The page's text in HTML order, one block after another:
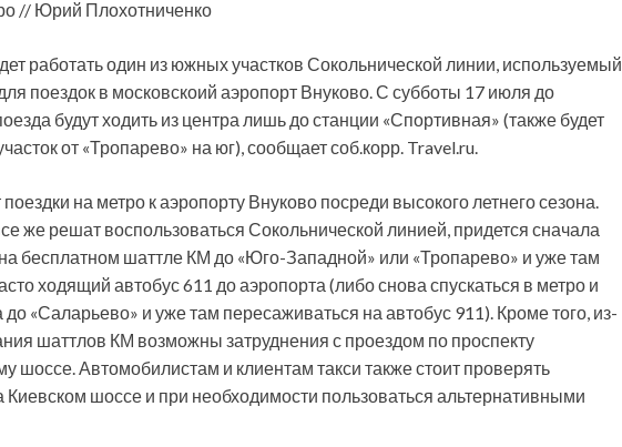
// Юрий Плохотниченко
работать один из южных участков Сокольнической линии, используемый
поездок в московскоий аэропорт Внуково. С субботы 17 июля до
будут ходить из центра лишь до станции «Спортивная» (также будет
от «Тропарево» на юг), сообщает соб.корр. Travel.ru.
на метро к аэропорту Внуково посреди высокого летнего сезона.
же решат воспользоваться Сокольнической линией, придется сначала
бесплатном шаттле КМ до «Юго-Западной» или «Тропарево» и уже там
ходящий автобус 611 до аэропорта (либо снова спускаться в метро и
«Саларьево» и уже там пересаживаться на автобус 911). Кроме того, из-
шаттлов КМ возможны затруднения с проездом по проспекту
шоссе. Автомобилистам и клиентам такси также стоит проверять
Киевском шоссе и при необходимости пользоваться альтернативными